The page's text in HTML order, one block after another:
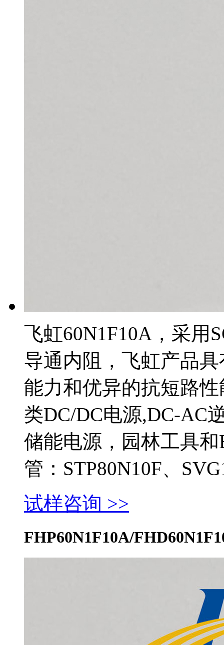
飞虹60N1F10A，采用
导通内阻，飞虹产品
能力和优异的抗短路
类DC/DC电源,DC-AC
储能电源，园林工具
管：STP80N10F、
试样咨询 >>
FHP60N1F10A/